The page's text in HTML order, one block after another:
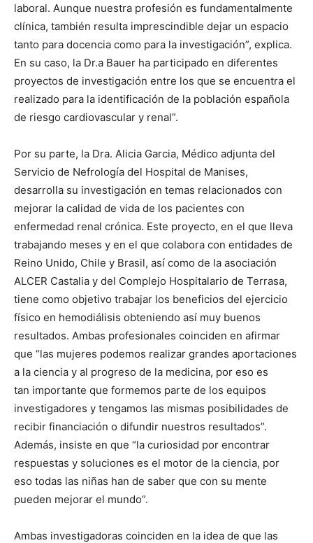
laboral. Aunque nuestra profesión es fundamentalmente
clínica, también resulta imprescindible dejar un espacio
tanto para docencia como para la investigación”, explica.
En su caso, la Dr.a Bauer ha participado en diferentes
proyectos de investigación entre los que se encuentra el
realizado para la identificación de la población española
de riesgo cardiovascular y renal”.
Por su parte, la Dra. Alicia Garcia, Médico adjunta del
Servicio de Nefrología del Hospital de Manises,
desarrolla su investigación en temas relacionados con
mejorar la calidad de vida de los pacientes con
enfermedad renal crónica. Este proyecto, en el que lleva
trabajando meses y en el que colabora con entidades de
Reino Unido, Chile y Brasil, así como de la asociación
ALCER Castalia y del Complejo Hospitalario de Terrasa,
tiene como objetivo trabajar los beneficios del ejercicio
físico en hemodiálisis obteniendo así muy buenos
resultados. Ambas profesionales coinciden en afirmar
que “las mujeres podemos realizar grandes aportaciones
a la ciencia y al progreso de la medicina, por eso es
tan importante que formemos parte de los equipos
investigadores y tengamos las mismas posibilidades de
recibir financiación o difundir nuestros resultados”.
Además, insiste en que “la curiosidad por encontrar
respuestas y soluciones es el motor de la ciencia, por
eso todas las niñas han de saber que con su mente
pueden mejorar el mundo”.
Ambas investigadoras coinciden en la idea de que las